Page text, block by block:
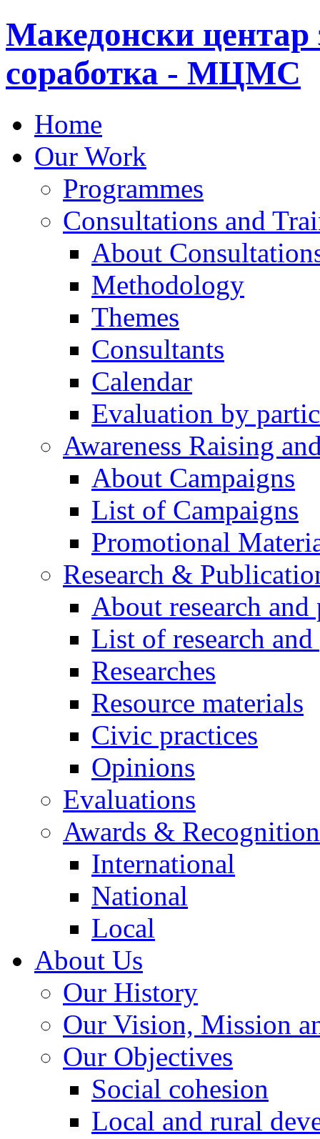
Македонски центар
соработка - МЦМС
Home
Our Work
Programmes
Consultations and
About
Methodology
Themes
Consultants
Calendar
Evaluation by
Awareness Raising
About Campaigns
List of Campaigns
Promotional
Research &
About research
List of research
Researches
Resource materials
Civic practices
Opinions
Evaluations
Awards &
International
National
Local
About Us
Our History
Our Vision, Mission
Our Objectives
Social cohesion
Local and rural